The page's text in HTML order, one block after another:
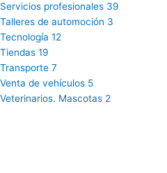
Servicios profesionales 39
Talleres de automoción 3
Tecnología 12
Tiendas 19
Transporte 7
Venta de vehículos 5
Veterinarios. Mascotas 2